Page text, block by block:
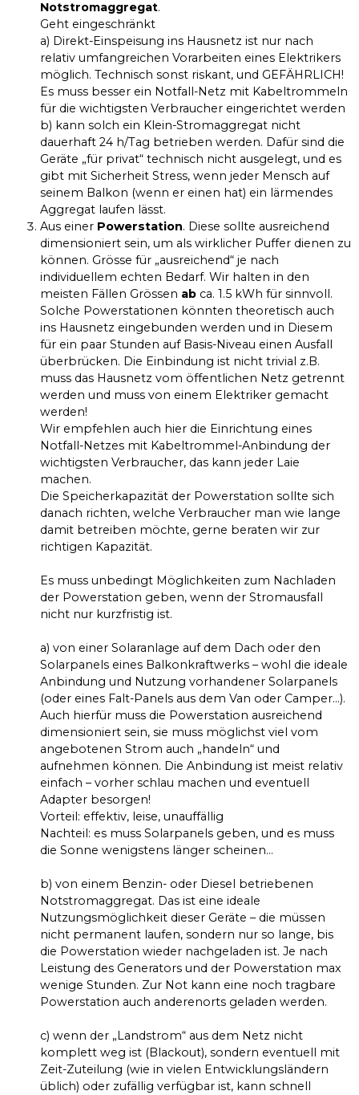
Notstromaggregat.
Geht eingeschränkt
a) Direkt-Einspeisung ins Hausnetz ist nur nach
relativ umfangreichen Vorarbeiten eines Elektrikers
möglich. Technisch sonst riskant, und GEFÄHRLICH!
Es muss besser ein Notfall-Netz mit Kabeltrommeln
für die wichtigsten Verbraucher eingerichtet werden
b) kann solch ein Klein-Stromaggregat nicht
dauerhaft 24 h/Tag betrieben werden. Dafür sind die
Geräte „für privat“ technisch nicht ausgelegt, und es
gibt mit Sicherheit Stress, wenn jeder Mensch auf
seinem Balkon (wenn er einen hat) ein lärmendes
Aggregat laufen lässt.
Aus einer Powerstation. Diese sollte ausreichend
dimensioniert sein, um als wirklicher Puffer dienen zu
können. Grösse für „ausreichend“ je nach
individuellem echten Bedarf. Wir halten in den
meisten Fällen Grössen ab ca. 1.5 kWh für sinnvoll.
Solche Powerstationen könnten theoretisch auch
ins Hausnetz eingebunden werden und in Diesem
für ein paar Stunden auf Basis-Niveau einen Ausfall
überbrücken. Die Einbindung ist nicht trivial z.B.
muss das Hausnetz vom öffentlichen Netz getrennt
werden und muss von einem Elektriker gemacht
werden!
Wir empfehlen auch hier die Einrichtung eines
Notfall-Netzes mit Kabeltrommel-Anbindung der
wichtigsten Verbraucher, das kann jeder Laie
machen.
Die Speicherkapazität der Powerstation sollte sich
danach richten, welche Verbraucher man wie lange
damit betreiben möchte, gerne beraten wir zur
richtigen Kapazität.
Es muss unbedingt Möglichkeiten zum Nachladen
der Powerstation geben, wenn der Stromausfall
nicht nur kurzfristig ist.
a) von einer Solaranlage auf dem Dach oder den
Solarpanels eines Balkonkraftwerks – wohl die ideale
Anbindung und Nutzung vorhandener Solarpanels
(oder eines Falt-Panels aus dem Van oder Camper…).
Auch hierfür muss die Powerstation ausreichend
dimensioniert sein, sie muss möglichst viel vom
angebotenen Strom auch „handeln“ und
aufnehmen können. Die Anbindung ist meist relativ
einfach – vorher schlau machen und eventuell
Adapter besorgen!
Vorteil: effektiv, leise, unauffällig
Nachteil: es muss Solarpanels geben, und es muss
die Sonne wenigstens länger scheinen…
b) von einem Benzin- oder Diesel betriebenen
Notstromaggregat. Das ist eine ideale
Nutzungsmöglichkeit dieser Geräte – die müssen
nicht permanent laufen, sondern nur so lange, bis
die Powerstation wieder nachgeladen ist. Je nach
Leistung des Generators und der Powerstation max
wenige Stunden. Zur Not kann eine noch tragbare
Powerstation auch anderenorts geladen werden.
c) wenn der „Landstrom“ aus dem Netz nicht
komplett weg ist (Blackout), sondern eventuell mit
Zeit-Zuteilung (wie in vielen Entwicklungsländern
üblich) oder zufällig verfügbar ist, kann schnell